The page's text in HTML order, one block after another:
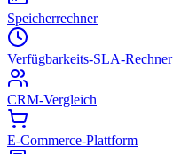
Speicherrechner
Verfügbarkeits-SLA-Rechner
CRM-Vergleich
E-Commerce-Plattform